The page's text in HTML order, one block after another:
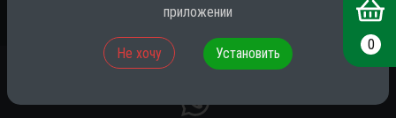
0
приложении
Не хочу Установить